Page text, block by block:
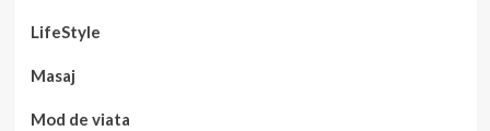
LifeStyle
Masaj
Mod de viata